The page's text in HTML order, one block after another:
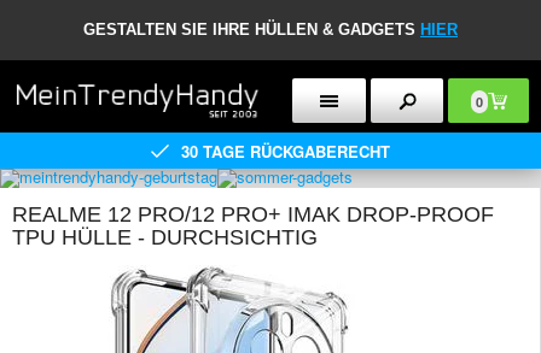
GESTALTEN SIE IHRE HÜLLEN & GADGETS HIER
0
30 TAGE RÜCKGABERECHT
REALME 12 PRO/12 PRO+ IMAK DROP-PROOF
TPU HÜLLE - DURCHSICHTIG